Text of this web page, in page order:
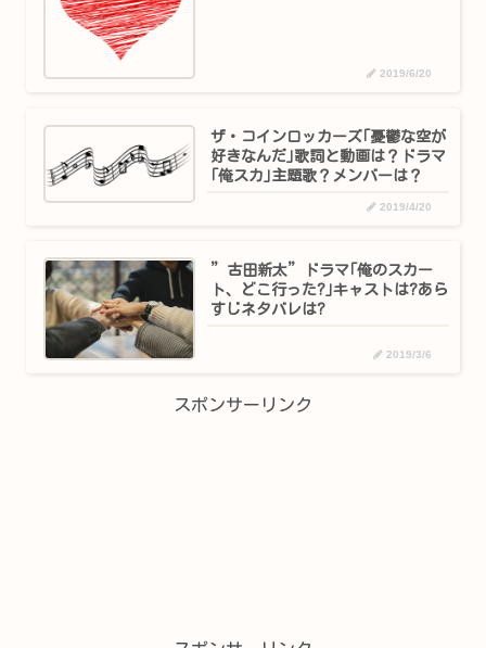
2019/6/20
ザ・コインロッカーズ｢憂鬱な空が
好きなんだ｣歌詞と動画は？ドラマ
｢俺スカ｣主題歌？メンバーは？
2019/4/20
”古田新太”ドラマ｢俺のスカー
ト、どこ行った?｣キャストは?あら
すじネタバレは?
2019/3/6
スポンサーリンク